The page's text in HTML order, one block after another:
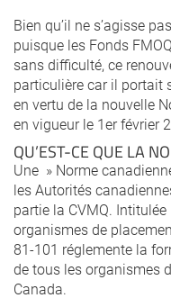
Bien qu’il ne s’agisse
puisque les Fonds
sans difficulté, ce
particulière car il portait
en vertu de la nouvelle
en vigueur le 1er février
QU’EST-CE QUE LA
Une » Norme
les Autorités
partie la CVMQ.
organismes de
81-101 réglemente la
de tous les organismes
Canada.